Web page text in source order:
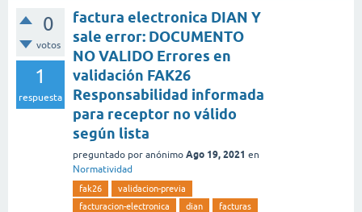
0
votos
1
respuesta
factura electronica DIAN Y
sale error: DOCUMENTO
NO VALIDO Errores en
validación FAK26
Responsabilidad informada
para receptor no válido
según lista
preguntado por anónimo Ago 19, 2021 en
Normatividad
fak26
validacion-previa
facturacion-electronica
dian facturas